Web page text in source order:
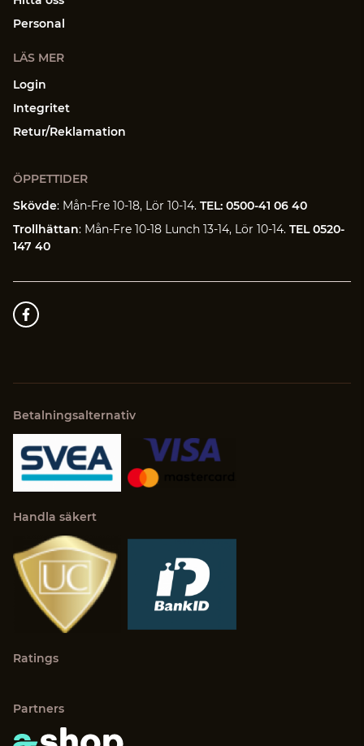
Personal
LÄS MER
Login
Integritet
Retur/Reklamation
ÖPPETTIDER
Skövde: Mån-Fre 10-18, Lör 10-14. TEL: 0500-41 06 40
Trollhättan: Mån-Fre 10-18 Lunch 13-14, Lör 10-14. TEL 0520-
147 40
Betalningsalternativ
Handla säkert
Ratings
Partners